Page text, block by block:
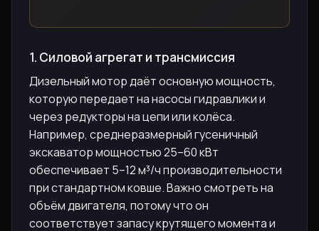
1. Силовой агрегат и трансмиссия
Дизельный мотор даёт основную мощность,
которую передает на насосы гидравлики и
через редукторы на цепи или колёса.
Например, среднеразмерный гусеничный
экскаватор мощностью 25–60 кВт
обеспечивает 5–12 м³/ч производительности
при стандартном ковше. Важно смотреть на
объём двигателя, потому что он
соответствует запасу крутящего момента и